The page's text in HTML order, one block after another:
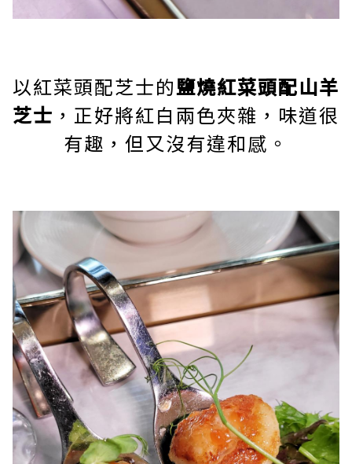
以紅菜頭配芝士的鹽燒紅菜頭配山羊
芝士 ，正好將紅白兩色夾雜，味道很
有趣，但又沒有違和感。